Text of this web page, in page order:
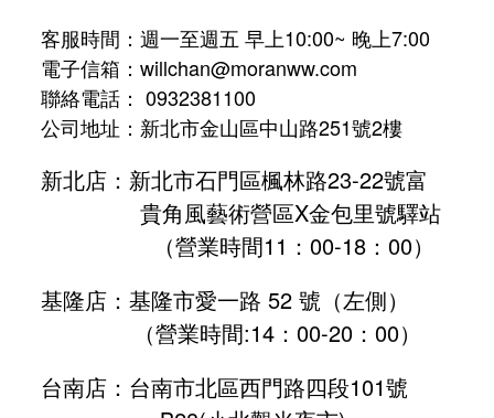
客服時間：週一至週五 早上10:00~ 晚上7:00
電子信箱：willchan@moranww.com
聯絡電話： 0932381100
公司地址：新北市金山區中山路251號2樓
新北店：新北市石門區楓林路23-22號富
貴角風藝術營區X金包里號驛站
（營業時間11：00-18：00）
基隆店：基隆市愛一路 52 號（左側）
（營業時間:14：00-20：00）
台南店：台南市北區西門路四段101號